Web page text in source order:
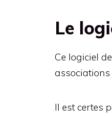
Le
Ce logiciel
associations
Il est certes